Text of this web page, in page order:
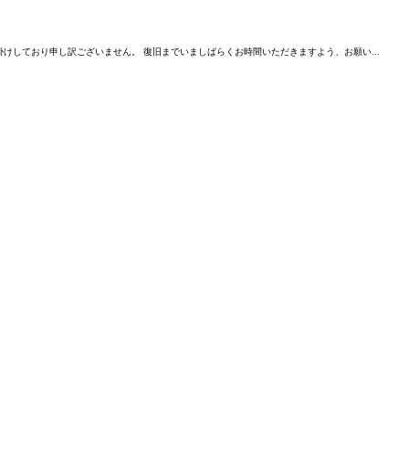
しており申し訳ございません。 復旧までいましばらくお時間いただきますよう、お願い...